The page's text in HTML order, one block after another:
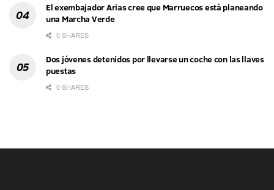
El exembajador Arias cree que Marruecos está planeando
una Marcha Verde
0 SHARES
Dos jóvenes detenidos por llevarse un coche con las llaves
puestas
0 SHARES